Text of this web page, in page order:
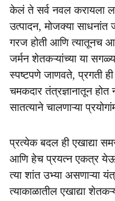
केलं ते सर्व नवल करायला
उत्पादन, मोजक्या साधनांत
गरज होती आणि त्यातूनच
जर्मन शेतकऱ्यांच्या या
स्पष्टपणे जाणवते, प्रगती
चमकदार तंत्रज्ञानातून
सातत्याने चालणाऱ्या
प्रत्येक बदल ही एखाद्या
आणि हेच प्रयत्न एकत्र
त्या शांत उभ्या असणाऱ्या
त्याकाळातील एखाद्या